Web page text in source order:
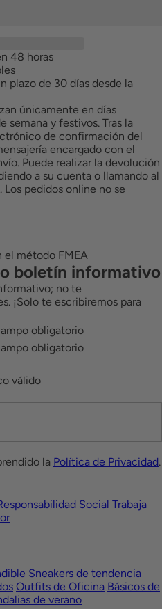
48 horas
plazo de 30 días desde la
únicamente en días
semana y festivos. Tras la
de confirmación del
encargado con el
Puede realizar la devolución
a su cuenta o llamando al
pedidos online no se
el método FMEA
boletín informativo
no te
¡Solo te escribiremos para
obligatorio
obligatorio
válido
la Política de Privacidad.
Social Trabaja
Sneakers de tendencia
Outfits de Oficina Básicos de
de verano